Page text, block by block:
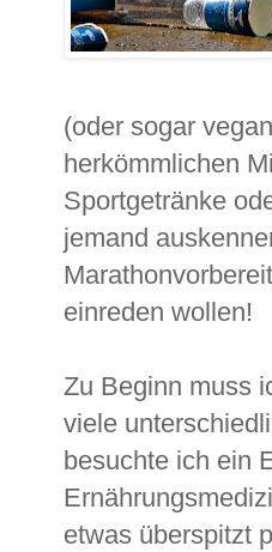
(oder sogar
herkömmlichen
Sportgetränke
jemand
einreden wollen!
Zu Beginn muss
viele
besuchte ich ein
etwas überspitzt